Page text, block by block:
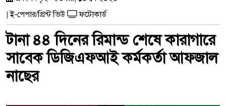
| ই-পেপার/প্রিন্ট ভিউ ফটোকার্ড
টানা ৪৪ দিনের রিমান্ড শেষে কারাগারে
সাবেক ডিজিএফআই কর্মকর্তা আফজাল
নাছের